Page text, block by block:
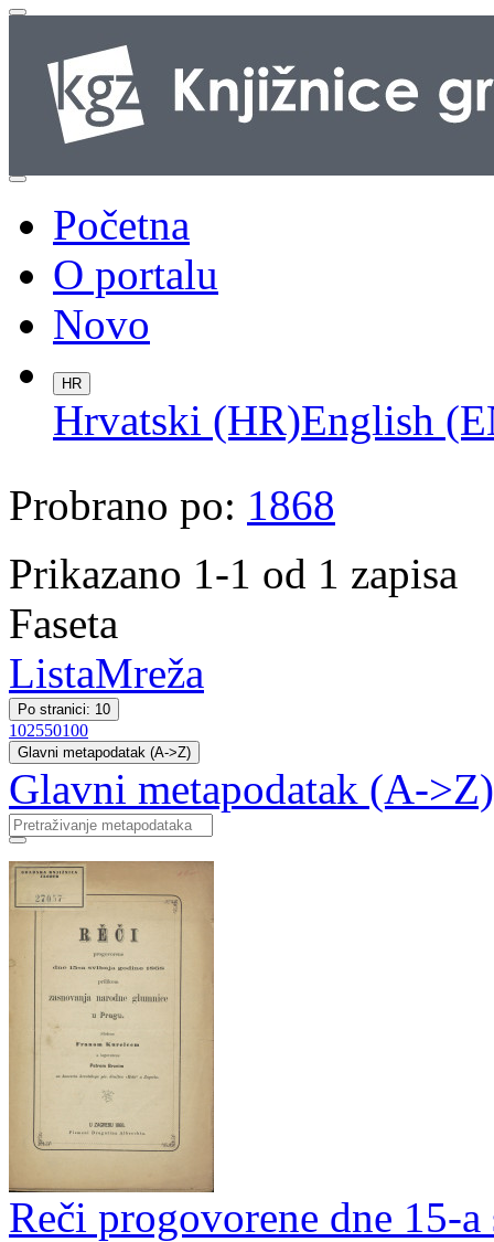
Početna
O portalu
Novo
HR
Hrvatski (HR)English
Probrano po: 1868
Prikazano 1-1 od 1 zapisa
Faseta
ListaMreža
Po stranici: 10
102550100
Glavni metapodatak (A->Z)
Glavni metapodatak (A->Z)
Reči progovorene dne 15-